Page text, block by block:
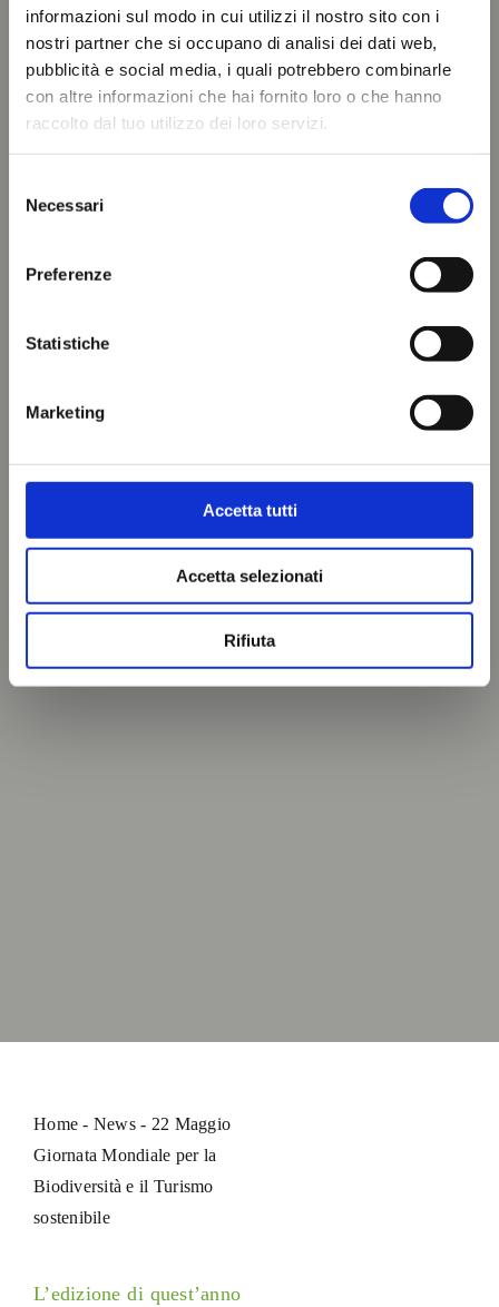
informazioni sul modo in cui utilizzi il nostro sito con i
nostri partner che si occupano di analisi dei dati web,
pubblicità e social media, i quali potrebbero combinarle
con altre informazioni che hai fornito loro o che hanno
raccolto dal tuo utilizzo dei loro servizi.
delNecessari
Preferenze
Statistiche
Marketing
Accetta tutti
Accetta selezionati
Rifiuta
Home - News- 22 Maggio
Giornata Mondiale per la
Biodiversità e il Turismo
sostenibile
L’edizione di quest’anno